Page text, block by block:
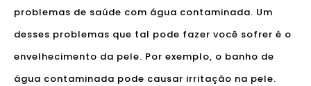
problemas de saúde com água contaminada. Um
desses problemas que tal pode fazer você sofrer é o
envelhecimento da pele. Por exemplo, o banho de
água contaminada pode causar irritação na pele.